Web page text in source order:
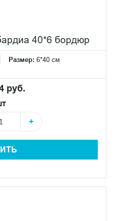
40*6 бордюр
Размер: 6*40 см
руб.
+